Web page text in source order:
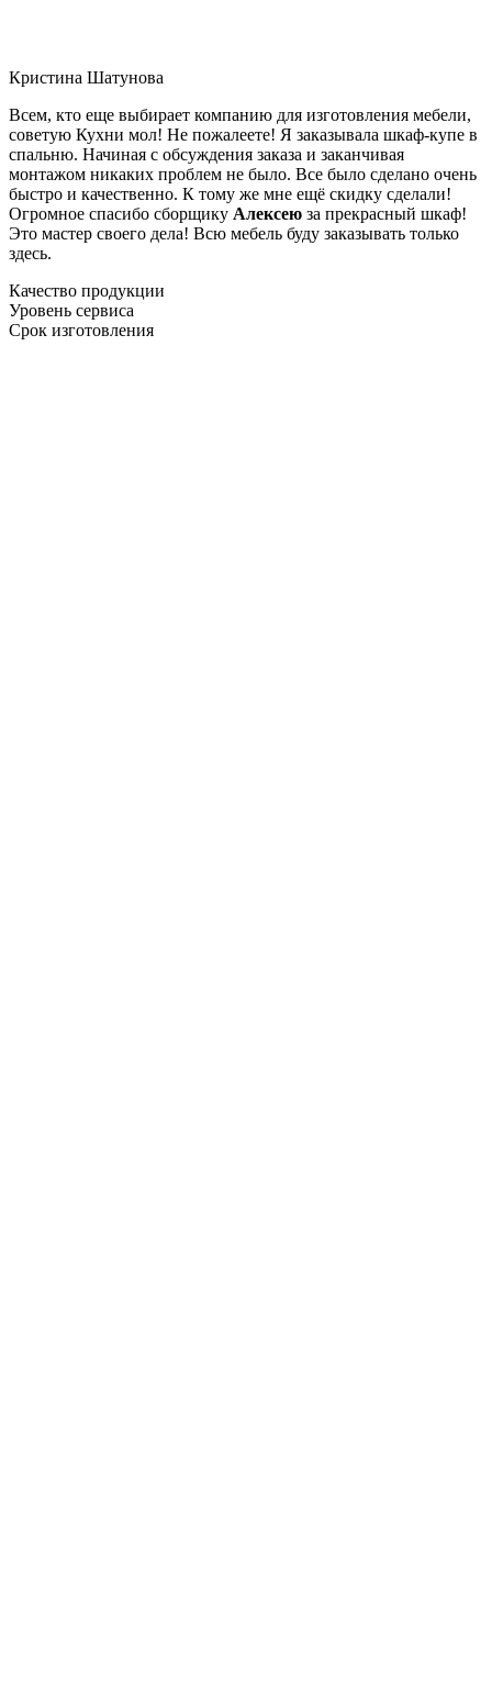
Кристина Шатунова
Всем, кто еще выбирает компанию для изготовления мебели,
советую Кухни мол! Не пожалеете! Я заказывала шкаф-купе в
спальню. Начиная с обсуждения заказа и заканчивая
монтажом никаких проблем не было. Все было сделано очень
быстро и качественно. К тому же мне ещё скидку сделали!
Огромное спасибо сборщику Алексею за прекрасный шкаф!
Это мастер своего дела! Всю мебель буду заказывать только
здесь.
Качество продукции
Уровень сервиса
Срок изготовления